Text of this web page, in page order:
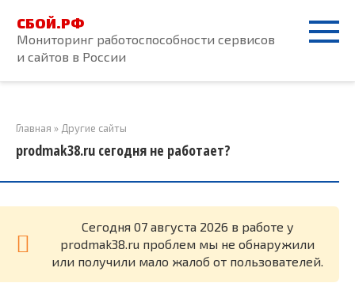
контенту
СБОЙ.РФ
Мониторинг работоспособности сервисов
и сайтов в России
Главная » Другие сайты
prodmak38.ru сегодня не работает?
Cегодня 07 августа 2026 в работе у
prodmak38.ru проблем мы не обнаружили
или получили мало жалоб от пользователей.